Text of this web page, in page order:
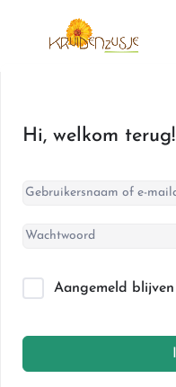
Hi, welkom terug!
Aangemeld blijven